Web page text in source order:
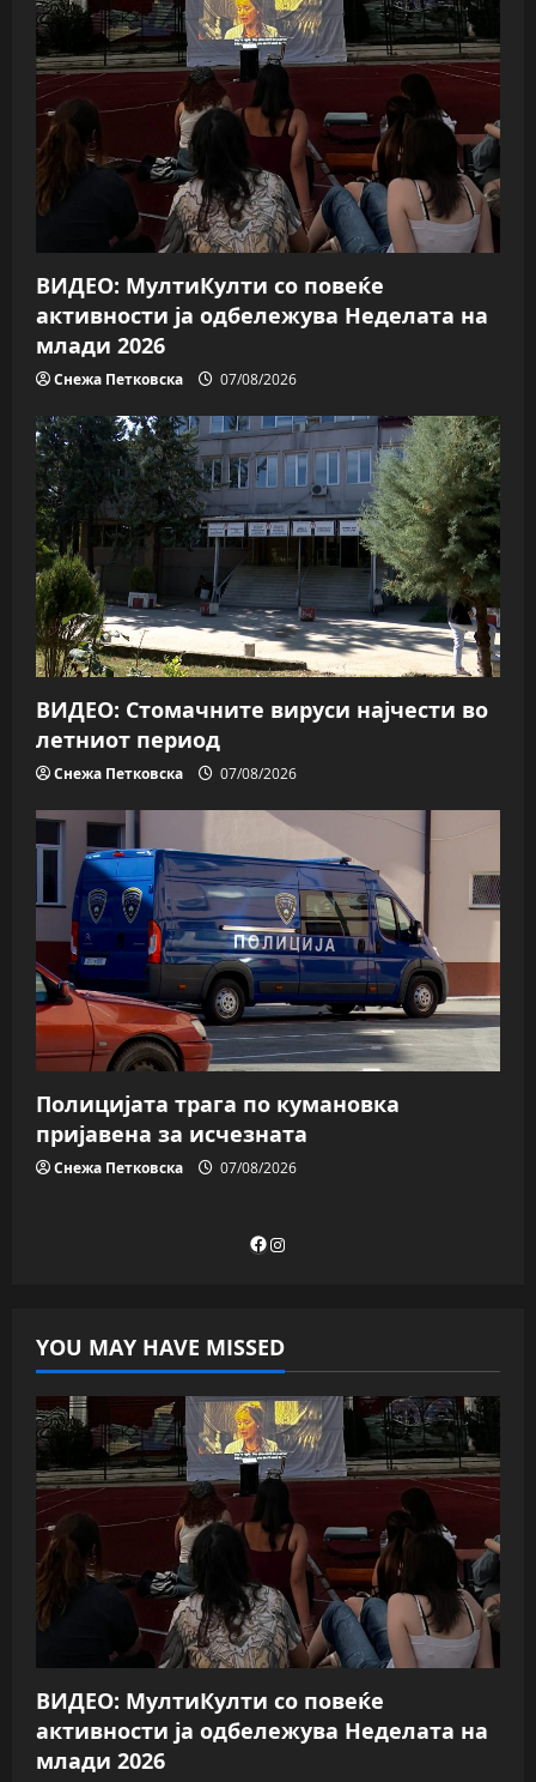
g
a
t
i
o
n
ВИДЕО: МултиКулти со повеќе
активности ја одбележува Неделата на
млади 2026
Снежа Петковска 07/08/2026
ВИДЕО: Стомачните вируси најчести во
летниот период
Снежа Петковска 07/08/2026
Полицијата трага пo кумановка
пријавена за исчезната
Снежа Петковска 07/08/2026
Facebook
Instagram
YOU MAY HAVE MISSED
ВИДЕО: МултиКулти со повеќе
активности ја одбележува Неделата на
млади 2026